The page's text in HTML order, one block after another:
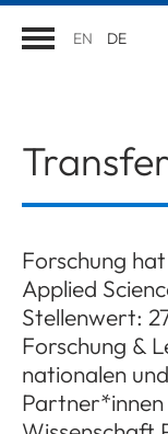
EN DE
Forschung
Applied
Stellenwert:
Forschung &
nationalen